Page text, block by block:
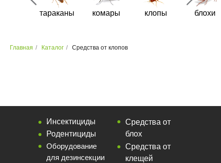
блохи
клопы
комары
тараканы
Главная / Каталог / Средства от клопов
Средства от
клещей
Средства от
блох
Оборудование
для дезинсекции
Родентициды
Инсектициды